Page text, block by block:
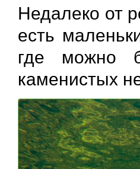
Недалеко от
есть
где можно
каменистых